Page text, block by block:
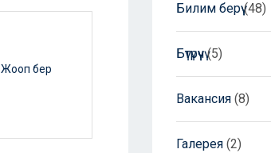
Жооп бер
Билим берүү(48)
Бүтүрүүчү(5)
Вакансия (8)
Галерея (2)